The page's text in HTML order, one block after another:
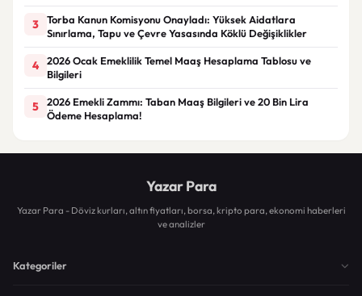
3
Torba Kanun Komisyonu Onayladı: Yüksek Aidatlara
Sınırlama, Tapu ve Çevre Yasasında Köklü Değişiklikler
4
2026 Ocak Emeklilik Temel Maaş Hesaplama Tablosu ve
Bilgileri
5
2026 Emekli Zammı: Taban Maaş Bilgileri ve 20 Bin Lira
Ödeme Hesaplama!
Yazar Para
Yazar Para - Döviz kurları, altın fiyatları, borsa, kripto para, ekonomi haberleri
ve analizler
Kategoriler